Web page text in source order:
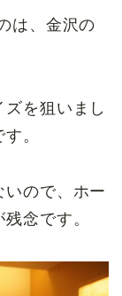
は、金沢の
を狙いまし
。
いので、ホー
念です。